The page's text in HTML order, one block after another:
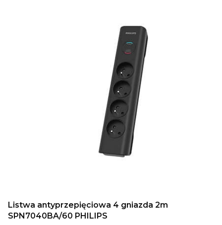
Listwa antyprzepięciowa 4 gniazda 2m
SPN7040BA/60 PHILIPS